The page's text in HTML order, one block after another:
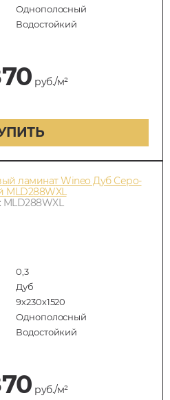
Однополосный
Водостойкий
руб./м²
ламинат Wineo Дуб Серо-
MLD288WXL
MLD288WXL
0,3
Дуб
9х230х1520
Однополосный
Водостойкий
руб./м²